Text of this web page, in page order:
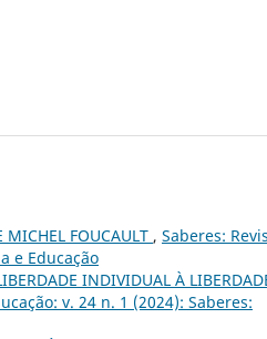
FOUCAULT , Saberes:
e Educação
INDIVIDUAL À
v. 24 n. 1 (2024): Saberes: